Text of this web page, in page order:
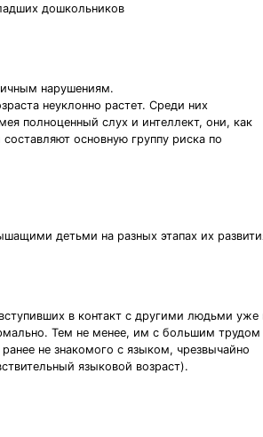
дошкольников
нарушениям.
неуклонно растет. Среди них
полноценный слух и интеллект, они, как
основную группу риска по
детьми на разных этапах их
в контакт с другими людьми уже
Тем не менее, им с большим трудом
не знакомого с языком, чрезвычайно
языковой возраст).